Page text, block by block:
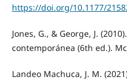
https://doi.org/10.1177/
Jones, G., & George, J.
contemporánea (6th ed.).
Landeo Machuca, J. M.